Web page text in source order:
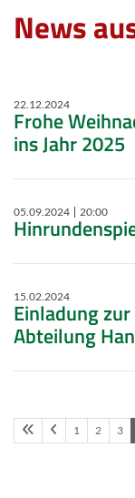
News
22.12.2024
Frohe
ins Jahr 2025
05.09.2024 20:00
15.02.2024
Einladung
Abteilung
1 2 3